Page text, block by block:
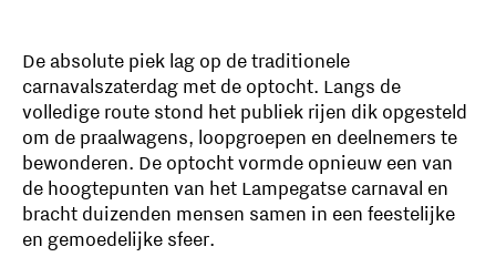
De absolute piek lag op de traditionele
carnavalszaterdag met de optocht. Langs de
volledige route stond het publiek rijen dik opgesteld
om de praalwagens, loopgroepen en deelnemers te
bewonderen. De optocht vormde opnieuw een van
de hoogtepunten van het Lampegatse carnaval en
bracht duizenden mensen samen in een feestelijke
en gemoedelijke sfeer.